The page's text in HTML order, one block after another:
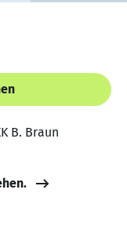
B. Braun